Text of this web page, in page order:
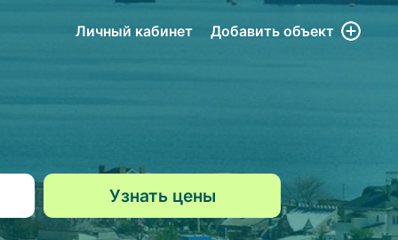
Личный кабинет Добавить объект